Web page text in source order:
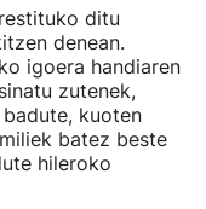
ditu
denean.
igoera handiaren
zutenek,
kuoten
batez beste
hileroko